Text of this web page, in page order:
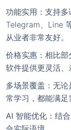
功能实用 ：支持
Telegram、Line
从业者非常友好。
价格实惠 ：相比
软件提供更灵活、
多场景覆盖 ：无
常学习，都能满足
AI 智能优化 ：结